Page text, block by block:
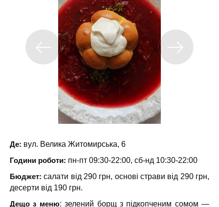
Де: вул. Велика Житомирська, 6
Години роботи: пн-пт 09:30-22:00, сб-нд 10:30-22:00
Бюджет: салати від 290 грн, основі страви від 290 грн,
десерти від 190 грн.
Дещо з меню: зелений борщ з підкопченим сомом —